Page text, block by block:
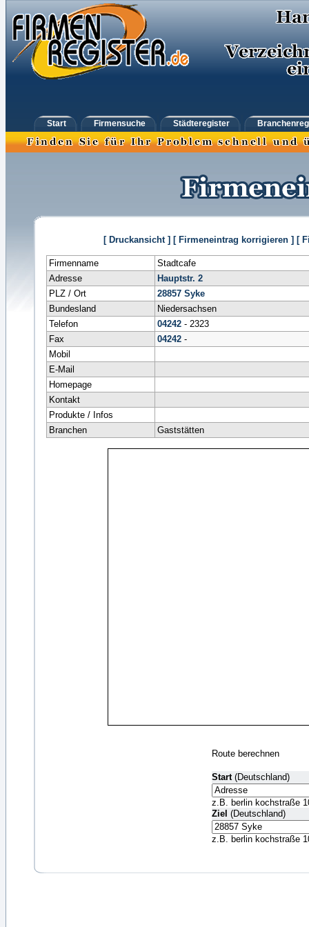
Start Firmensuche Städteregister
[ Druckansicht ] [ Firmeneintrag korrigieren ] [
Firmenname
Stadtcafe
Adresse
Hauptstr. 2
PLZ / Ort
28857 Syke
Bundesland
Niedersachsen
Telefon
04242- 2323
Fax
04242-
Mobil
E-Mail
Homepage
Kontakt
Produkte / Infos
Branchen
Gaststätten
Route berechnen
Start(Deutschland)
z.B. berlin kochstraße
Ziel (Deutschland)
z.B. berlin kochstraße